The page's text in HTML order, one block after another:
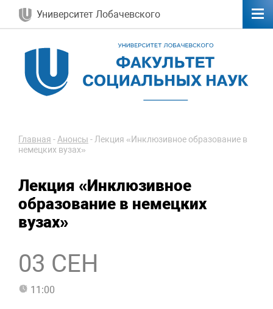
Университет Лобачевского
Главная -Анонсы -Лекция «Инклюзивное образование в
немецких вузах»
Лекция «Инклюзивное
образование в немецких
вузах»
03 СЕН
11:00